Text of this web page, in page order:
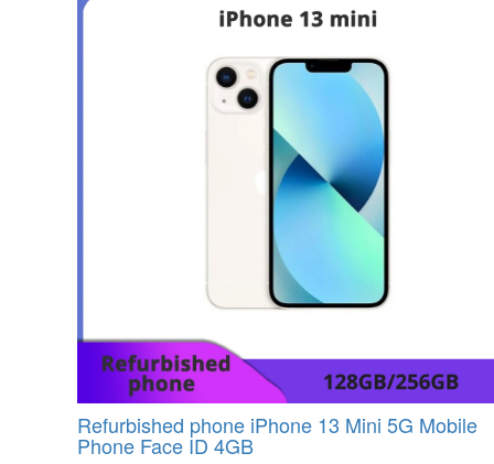
Refurbished phone iPhone 13 Mini 5G Mobile
Phone Face ID 4GB